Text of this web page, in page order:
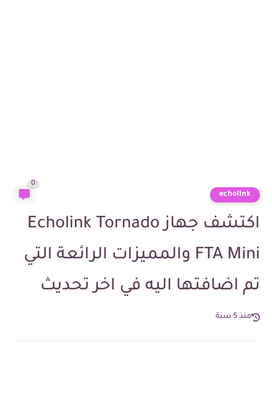
echolink
0
اكتشف جهاز Echolink Tornado
FTA Mini والمميزات الرائعة التي
تم اضافتها اليه في اخر تحديث
منذ 5 سنة